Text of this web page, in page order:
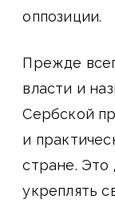
оппозиции.
Прежде
власти и
Сербской
и
стране. Это
укреплять